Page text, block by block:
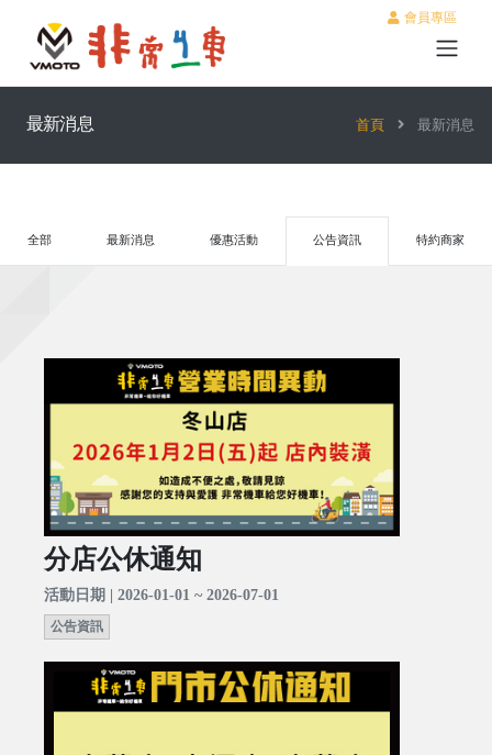
會員專區
最新消息 首頁 最新消息
全部 最新消息 優惠活動 公告資訊 特約商家
分店公休通知
活動日期 | 2026-01-01 ~ 2026-07-01
公告資訊